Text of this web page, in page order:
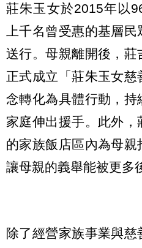
莊朱玉女於2015年以
上千名曾受惠的基層
送行。母親離開後，莊
正式成立「莊朱玉女
念轉化為具體行動，
家庭伸出援手。此外
的家族飯店區內為母親
讓母親的義舉能被更多
除了經營家族事業與